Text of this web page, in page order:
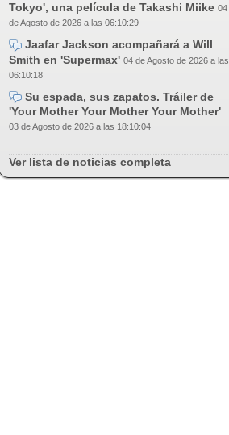
Tokyo', una película de Takashi Miike 04
de Agosto de 2026 a las 06:10:29
Jaafar Jackson acompañará a Will
Smith en 'Supermax' 04 de Agosto de 2026 a las
06:10:18
Su espada, sus zapatos. Tráiler de
'Your Mother Your Mother Your Mother'
03 de Agosto de 2026 a las 18:10:04
Ver lista de noticias completa